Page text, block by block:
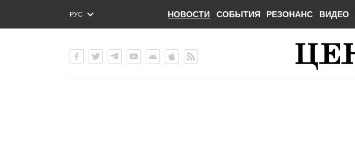
РУС
ENG
НОВОСТИ СОБЫТИЯ РЕЗОНАНС ВИДЕО